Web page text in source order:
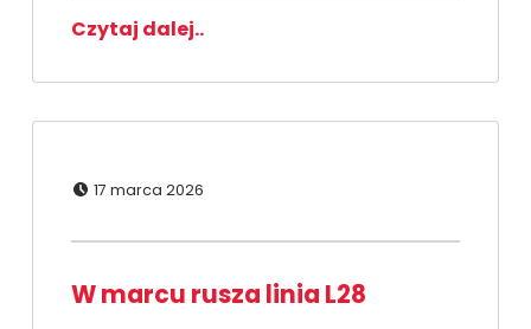
Czytaj dalej..
17 marca 2026
W marcu rusza linia L28